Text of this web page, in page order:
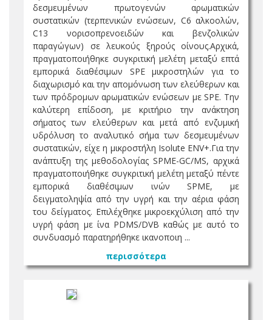
δεσμευμένων πρωτογενών αρωματικών
συστατικών (τερπενικών ενώσεων, C6 αλκοολών,
C13 νορισοπρενοειδών και βενζολικών
παραγώγων) σε λευκούς ξηρούς οίνους.Αρχικά,
πραγματοποιήθηκε συγκριτική μελέτη μεταξύ επτά
εμπορικά διαθέσιμων SPE μικροστηλών για το
διαχωρισμό και την απομόνωση των ελεύθερων και
των πρόδρομων αρωματικών ενώσεων με SPE. Την
καλύτερη επίδοση, με κριτήριo την ανάκτηση
σήματος των ελεύθερων και μετά από ενζυμική
υδρόλυση το αναλυτικό σήμα των δεσμευμένων
συστατικών, είχε η μικροστήλη Isolute ENV+.Για την
ανάπτυξη της μεθοδολογίας SPΜE-GC/MS, αρχικά
πραγματοποιήθηκε συγκριτική μελέτη μεταξύ πέντε
εμπορικά διαθέσιμων ινών SPΜE, με
δειγματοληψία από την υγρή και την αέρια φάση
του δείγματος. Επιλέχθηκε μικροεκχύλιση από την
υγρή φάση με ίνα PDMS/DVB καθώς με αυτό το
συνδυασμό παρατηρήθηκε ικανοποιη ...
περισσότερα